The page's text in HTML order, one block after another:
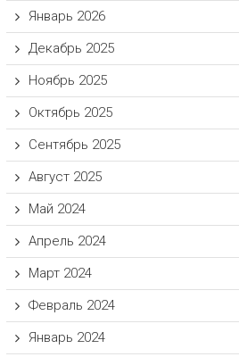
Январь 2026
Декабрь 2025
Ноябрь 2025
Октябрь 2025
Сентябрь 2025
Август 2025
Май 2024
Апрель 2024
Март 2024
Февраль 2024
Январь 2024